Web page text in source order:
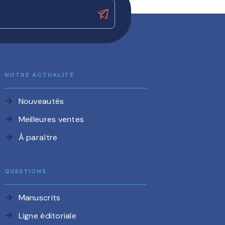
NOTRE ACTUALITÉ
arrow_forward Nouveautés
arrow_forward Meilleures ventes
arrow_forward À paraître
QUESTIONS
arrow_forward Manuscrits
arrow_forward Ligne éditoriale